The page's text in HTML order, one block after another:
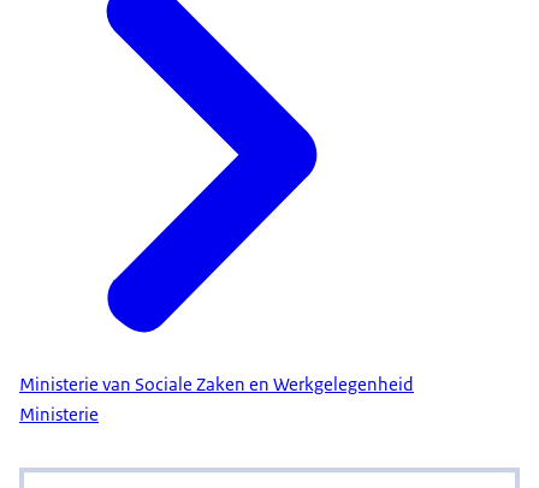
Ministerie van Sociale Zaken en Werkgelegenheid
Ministerie